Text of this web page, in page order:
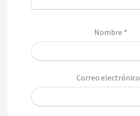
Nombre *
Correo electrónico